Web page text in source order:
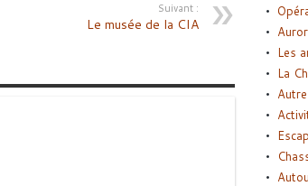
Suivant :
Le musée de la CIA
Les
La